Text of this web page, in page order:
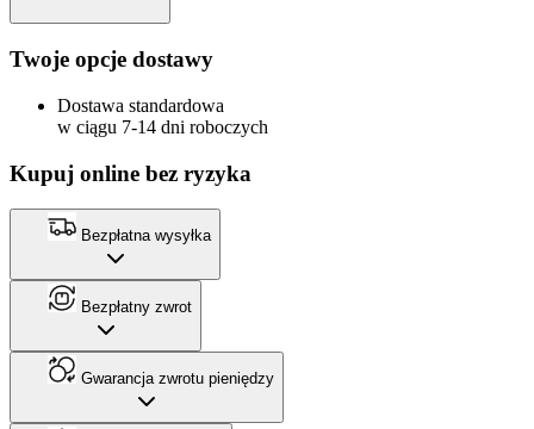
Twoje opcje dostawy
Dostawa standardowa
w ciągu 7-14 dni roboczych
Kupuj online bez ryzyka
Bezpłatna wysyłka
Bezpłatny zwrot
Gwarancja zwrotu pieniędzy